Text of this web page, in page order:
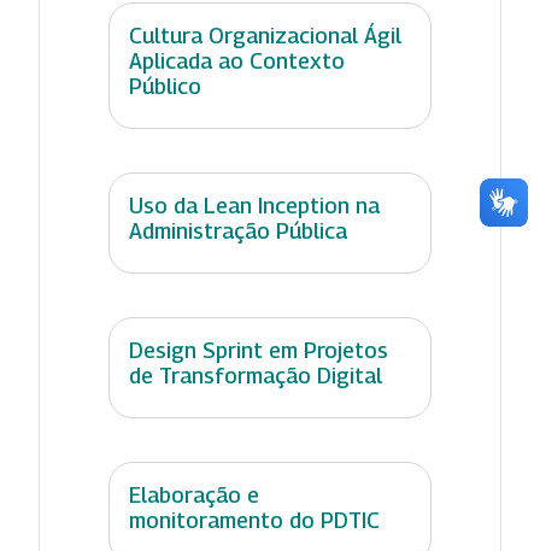
Cultura Organizacional Ágil
Aplicada ao Contexto
Público
Uso da Lean Inception na
Administração Pública
Design Sprint em Projetos
de Transformação Digital
Elaboração e
monitoramento do PDTIC